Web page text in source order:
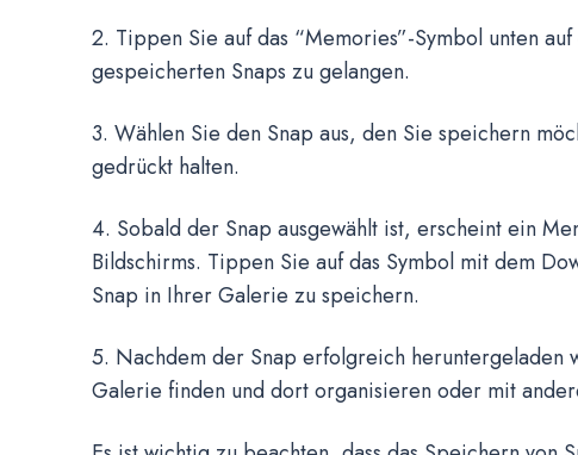
2. Tippen Sie auf das “Memories”-Symbol unten
gespeicherten Snaps zu gelangen.
3. Wählen Sie den Snap aus, den Sie speichern
gedrückt halten.
4. Sobald der Snap ausgewählt ist, erscheint ein
Bildschirms. Tippen Sie auf das Symbol mit dem
Snap in Ihrer Galerie zu speichern.
5. Nachdem der Snap erfolgreich heruntergeladen
Galerie finden und dort organisieren oder mit